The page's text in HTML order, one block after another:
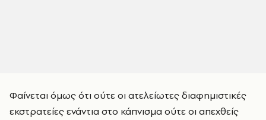
Φαίνεται όμως ότι ούτε οι ατελείωτες διαφημιστικές
εκστρατείες ενάντια στο κάπνισμα ούτε οι απεχθείς